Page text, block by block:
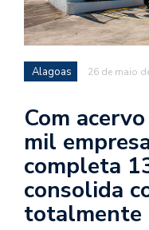
Alagoas 26 de maio
Com
mil
completa
consolida